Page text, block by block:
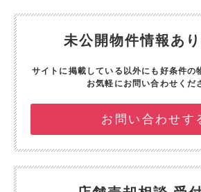
未公開物件情報あり
サイトに掲載している以外にも好条件の
お気軽にお問い合わせくだ
お問い合わせす